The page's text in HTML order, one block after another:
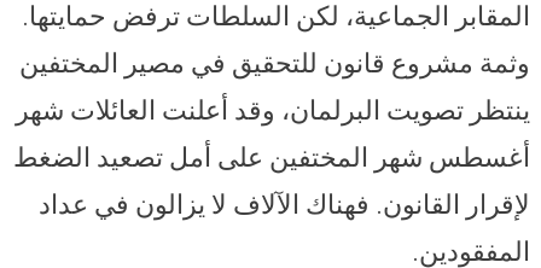
المقابر الجماعية، لكن السلطات ترفض حمايتها.
وثمة مشروع قانون للتحقيق في مصير المختفين
ينتظر تصويت البرلمان، وقد أعلنت العائلات شهر
أغسطس شهر المختفين على أمل تصعيد الضغط
لإقرار القانون. فهناك الآلاف لا يزالون في عداد
المفقودين.